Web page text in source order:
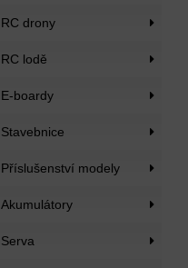
RC drony
RC lodě
E-boardy
Stavebnice
Příslušenství modely
Akumulátory
Serva